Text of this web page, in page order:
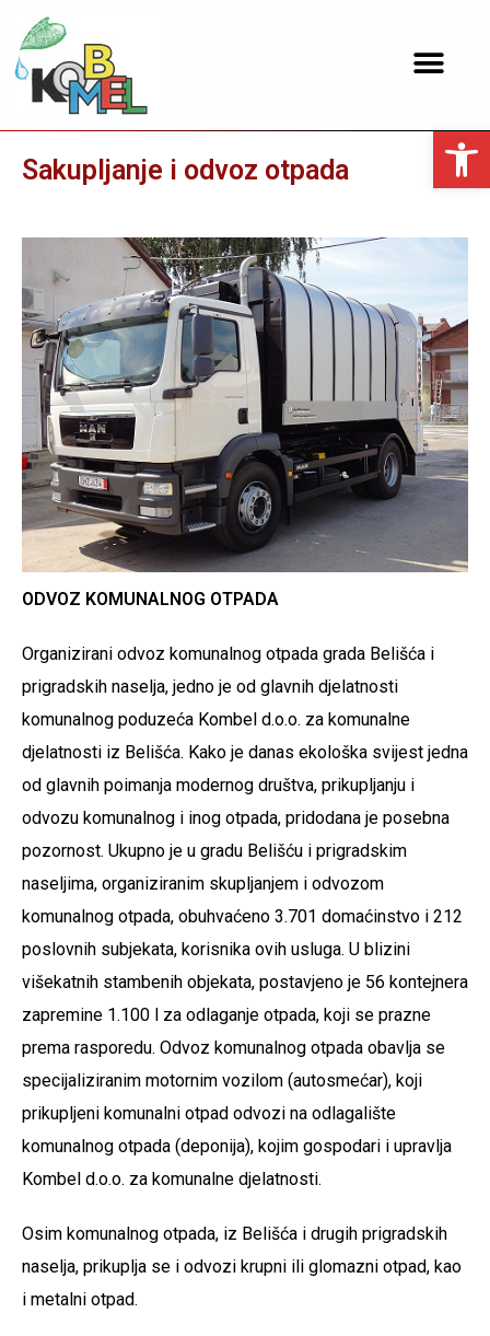
Open toolbar
Sakupljanje i odvoz otpada
ODVOZ KOMUNALNOG OTPADA
Organizirani odvoz komunalnog otpada grada Belišća i
prigradskih naselja, jedno je od glavnih djelatnosti
komunalnog poduzeća Kombel d.o.o. za komunalne
djelatnosti iz Belišća. Kako je danas ekološka svijest jedna
od glavnih poimanja modernog društva, prikupljanju i
odvozu komunalnog i inog otpada, pridodana je posebna
pozornost. Ukupno je u gradu Belišću i prigradskim
naseljima, organiziranim skupljanjem i odvozom
komunalnog otpada, obuhvaćeno 3.701 domaćinstvo i 212
poslovnih subjekata, korisnika ovih usluga. U blizini
višekatnih stambenih objekata, postavjeno je 56 kontejnera
zapremine 1.100 l za odlaganje otpada, koji se prazne
prema rasporedu. Odvoz komunalnog otpada obavlja se
specijaliziranim motornim vozilom (autosmećar), koji
prikupljeni komunalni otpad odvozi na odlagalište
komunalnog otpada (deponija), kojim gospodari i upravlja
Kombel d.o.o. za komunalne djelatnosti.
Osim komunalnog otpada, iz Belišća i drugih prigradskih
naselja, prikuplja se i odvozi krupni ili glomazni otpad, kao
i metalni otpad.